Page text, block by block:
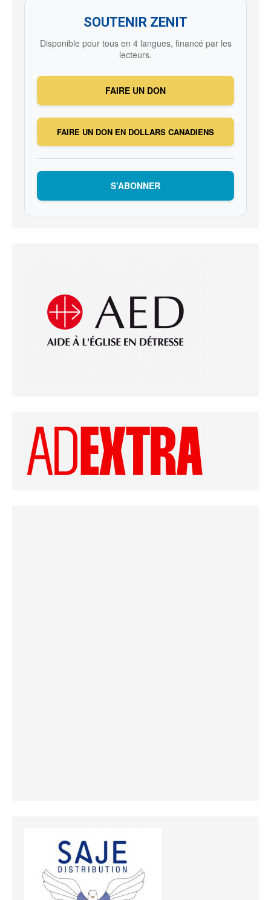
SOUTENIR ZENIT
Disponible pour tous en 4 langues, financé par les
lecteurs.
FAIRE UN DON
FAIRE UN DON EN DOLLARS CANADIENS
S’ABONNER